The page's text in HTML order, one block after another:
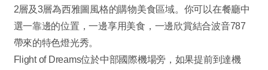
2層及3層為西雅圖風格的購物美食區域。你可以在餐廳中
選一靠邊的位置，一邊享用美食，一邊欣賞結合波音787
帶來的特色燈光秀。
Flight of Dreams位於中部國際機場旁，如果提前到達機